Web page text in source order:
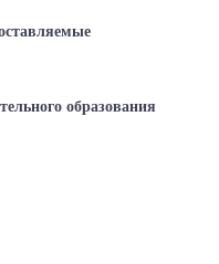
образования